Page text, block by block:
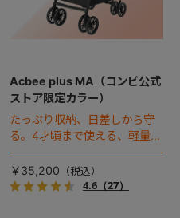
Acbee plus MA（コンビ公式
ストア限定カラー）
たっぷり収納、日差しから守
る。4才頃まで使える、軽量B
型ベビーカー。
￥35,200
4.6（27）